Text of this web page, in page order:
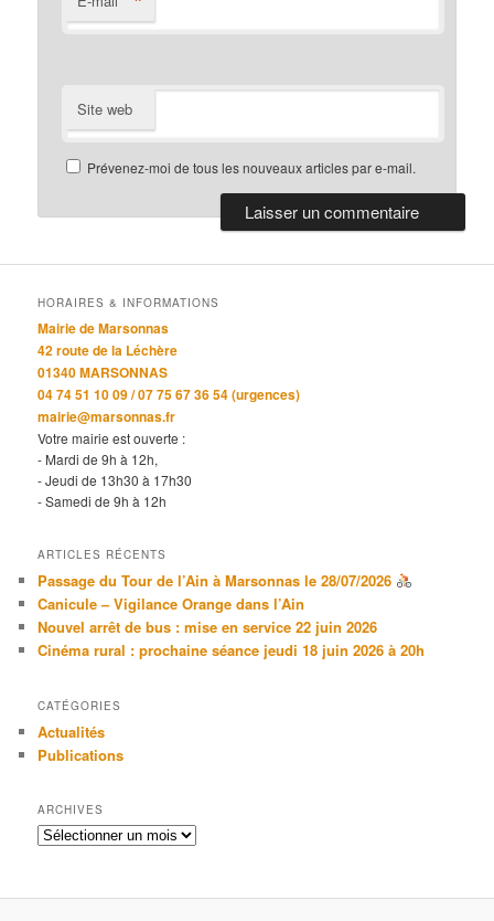
Site web
Prévenez-moi de tous les nouveaux articles par e-mail.
HORAIRES & INFORMATIONS
Mairie de Marsonnas
42 route de la Léchère
01340 MARSONNAS
04 74 51 10 09 / 07 75 67 36 54 (urgences)
mairie@marsonnas.fr
Votre mairie est ouverte :
- Mardi de 9h à 12h,
- Jeudi de 13h30 à 17h30
- Samedi de 9h à 12h
ARTICLES RÉCENTS
Passage du Tour de l’Ain à Marsonnas le 28/07/2026
Canicule – Vigilance Orange dans l’Ain
Nouvel arrêt de bus : mise en service 22 juin 2026
Cinéma rural : prochaine séance jeudi 18 juin 2026 à 20h
CATÉGORIES
Actualités
Publications
ARCHIVES
Archives